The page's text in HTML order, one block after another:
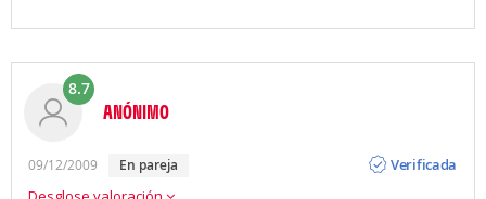
8.7
ANÓNIMO
09/12/2009 en pareja
Verificada